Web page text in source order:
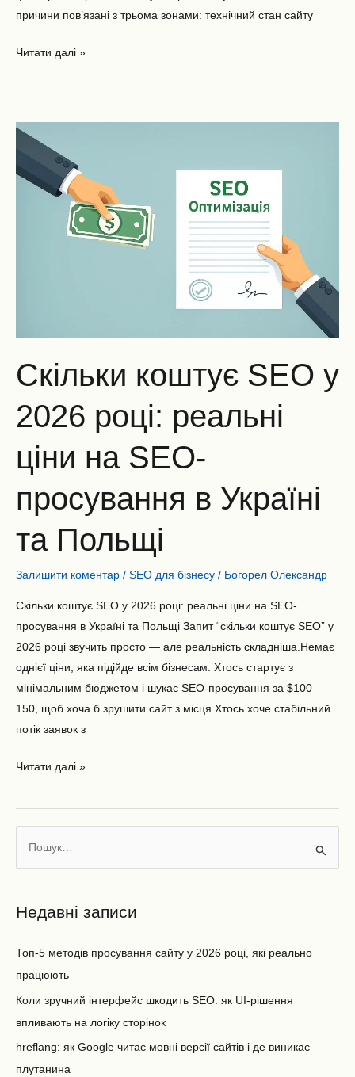
причини пов’язані з трьома зонами: технічний стан сайту
Читати далі »
Скільки коштує SEO у
2026 році: реальні
ціни на SEO-
просування в Україні
та Польщі
Залишити коментар / SEO для бізнесу / Богорел Олександр
Скільки коштує SEO у 2026 році: реальні ціни на SEO-
просування в Україні та Польщі Запит “скільки коштує SEO” у
2026 році звучить просто — але реальність складніша.Немає
однієї ціни, яка підійде всім бізнесам. Хтось стартує з
мінімальним бюджетом і шукає SEO-просування за $100–
150, щоб хоча б зрушити сайт з місця.Хтось хоче стабільний
потік заявок з
Скільки
коштує
SEO
просування
Україні
Польщі
Читати далі »
аНедавні записи
Топ-5 методів просування сайту у 2026 році, які реально
працюють
Коли зручний інтерфейс шкодить SEO: як UI-рішення
впливають на логіку сторінок
hreflang: як Google читає мовні версії сайтів і де виникає
плутанина